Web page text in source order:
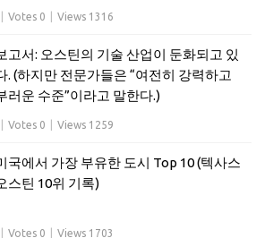
Votes 0 Views 1316
고서: 오스틴의 기술 산업이 둔화되고 있
. (하지만 전문가들은 “여전히 강력하고
러운 수준”이라고 말한다.)
Votes 0 Views 1259
국에서 가장 부유한 도시 Top 10 (텍사스
스틴 10위 기록)
Votes 0 Views 1703